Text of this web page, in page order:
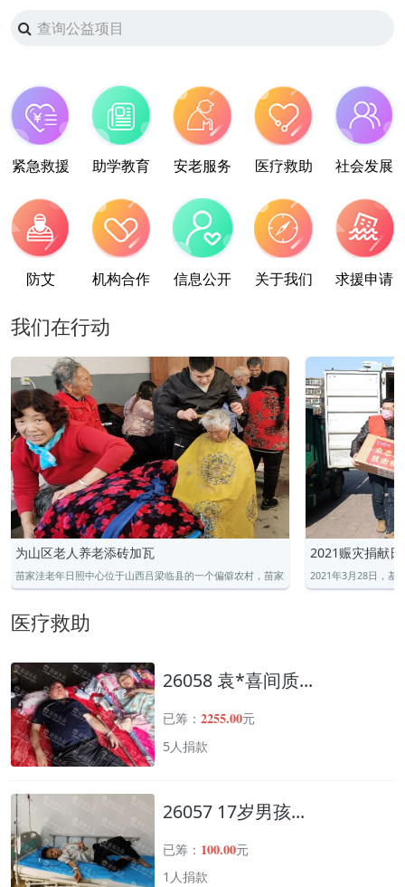
紧急救援 助学教育 安老服务 医疗救助 社会发展
防艾 机构合作 信息公开 关于我们 求援申请
我们在行动
为山区老人养老添砖加瓦
苗家洼老年日照中心位于山西吕梁临县的一个偏僻农村，苗家洼村及周围居民约有
2021赈灾捐献日
2021年3月28日，基
医疗救助
26058 袁*喜间质...
已筹：2255.00元
5人捐款
26057 17岁男孩...
已筹： 100.00元
1人捐款